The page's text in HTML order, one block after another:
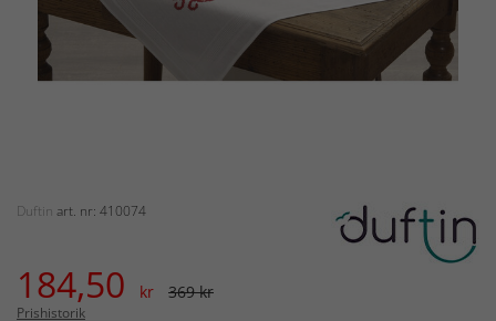
Duftin art. nr: 410074
184,50 kr 369 kr
Prishistorik